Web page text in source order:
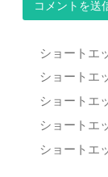
ショートエ
ショートエ
ショートエ
ショートエ
ショートエ